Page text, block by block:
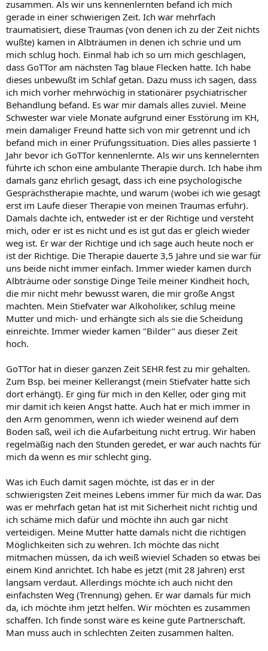
zusammen. Als wir uns kennenlernten befand ich mich
gerade in einer schwierigen Zeit. Ich war mehrfach
traumatisiert, diese Traumas (von denen ich zu der Zeit nichts
wußte) kamen in Albträumen in denen ich schrie und um
mich schlug hoch. Einmal hab ich so um mich geschlagen,
dass GoTTor am nächsten Tag blaue Flecken hatte. Ich habe
dieses unbewußt im Schlaf getan. Dazu muss ich sagen, dass
ich mich vorher mehrwöchig in stationärer psychiatrischer
Behandlung befand. Es war mir damals alles zuviel. Meine
Schwester war viele Monate aufgrund einer Esstörung im KH,
mein damaliger Freund hatte sich von mir getrennt und ich
befand mich in einer Prüfungssituation. Dies alles passierte 1
Jahr bevor ich GoTTor kennenlernte. Als wir uns kennelernten
führte ich schon eine ambulante Therapie durch. Ich habe ihm
damals ganz ehrlich gesagt, dass ich eine psychologische
Gesprächstherapie machte, und warum (wobei ich wie gesagt
erst im Laufe dieser Therapie von meinen Traumas erfuhr).
Damals dachte ich, entweder ist er der Richtige und versteht
mich, oder er ist es nicht und es ist gut das er gleich wieder
weg ist. Er war der Richtige und ich sage auch heute noch er
ist der Richtige. Die Therapie dauerte 3,5 Jahre und sie war für
uns beide nicht immer einfach. Immer wieder kamen durch
Albträume oder sonstige Dinge Teile meiner Kindheit hoch,
die mir nicht mehr bewusst waren, die mir große Angst
machten. Mein Stiefvater war Alkoholiker, schlug meine
Mutter und mich- und erhängte sich als sie die Scheidung
einreichte. Immer wieder kamen "Bilder" aus dieser Zeit
hoch.
GoTTor hat in dieser ganzen Zeit SEHR fest zu mir gehalten.
Zum Bsp. bei meiner Kellerangst (mein Stiefvater hatte sich
dort erhängt). Er ging für mich in den Keller, oder ging mit
mir damit ich keien Angst hatte. Auch hat er mich immer in
den Arm genommen, wenn ich wieder weinend auf dem
Boden saß, weil ich die Aufarbeitung nicht ertrug. Wir haben
regelmäßig nach den Stunden geredet, er war auch nachts für
mich da wenn es mir schlecht ging.
Was ich Euch damit sagen möchte, ist das er in der
schwierigsten Zeit meines Lebens immer für mich da war. Das
was er mehrfach getan hat ist mit Sicherheit nicht richtig und
ich schäme mich dafür und möchte ihn auch gar nicht
verteidigen. Meine Mutter hatte damals nicht die richtigen
Möglichkeiten sich zu wehren. Ich möchte das nicht
mitmachen müssen, da ich weiß wieviel Schaden so etwas bei
einem Kind anrichtet. Ich habe es jetzt (mit 28 Jahren) erst
langsam verdaut. Allerdings möchte ich auch nicht den
einfachsten Weg (Trennung) gehen. Er war damals für mich
da, ich möchte ihm jetzt helfen. Wir möchten es zusammen
schaffen. Ich finde sonst wäre es keine gute Partnerschaft.
Man muss auch in schlechten Zeiten zusammen halten.